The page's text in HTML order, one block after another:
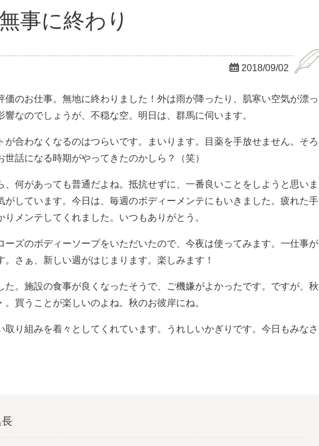
事に終わり
 2018/09/02
価のお仕事。無地に終わりました！外は雨が降ったり、肌寒い空気が漂っ
響なのでしょうが、不穏な空。明日は、群馬に伺います。
合わなくなるのはつらいです。まいります。目薬を手放せません。そろ
話になる時期がやってきたのかしら？（笑）
何があっても普通だよね。抵抗せずに、一番良いことをしようと思いま
がしています。今日は、毎週のボディーメンテにもいきました。疲れた手
りメンテしてくれました。いつもありがとう。
ズのボディーソープをいただいたので、今夜は使ってみます。一仕事が
さぁ、新しい週がはじまります。楽しみます！
。施設の食事が良くなったそうで、ご機嫌がよかったです。ですが、秋
買うことが楽しいのよね。秋のお彼岸にね。
り組みを着々としてくれています。うれしいかぎりです。今日もみなさ